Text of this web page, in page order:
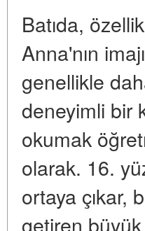
Batıda,
Anna'nın
genellikle
deneyimli bir
okumak
olarak. 16.
ortaya çıkar,
getiren